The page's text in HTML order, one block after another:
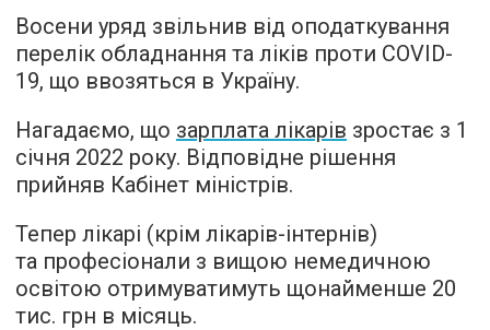
Восени уряд звільнив від оподаткування
перелік обладнання та ліків проти COVID-
19, що ввозяться в Україну.
Нагадаємо, що зарплата лікарів зростає з 1
січня 2022 року. Відповідне рішення
прийняв Кабінет міністрів.
Тепер лікарі (крім лікарів-інтернів)
та професіонали з вищою немедичною
освітою отримуватимуть щонайменше 20
тис. грн в місяць.